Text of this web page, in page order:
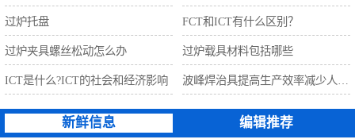
过炉托盘 FCT和ICT有什么区别？
过炉夹具螺丝松动怎么办 过炉载具材料包括哪些
ICT是什么?ICT的社会和经济影响
新鲜信息 编辑推荐